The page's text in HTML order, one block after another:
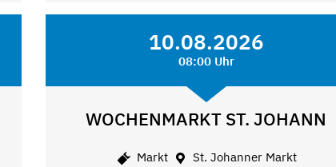
10.08.2026
08:00 Uhr
WOCHENMARKT ST. JOHANN
Markt St. Johanner Markt